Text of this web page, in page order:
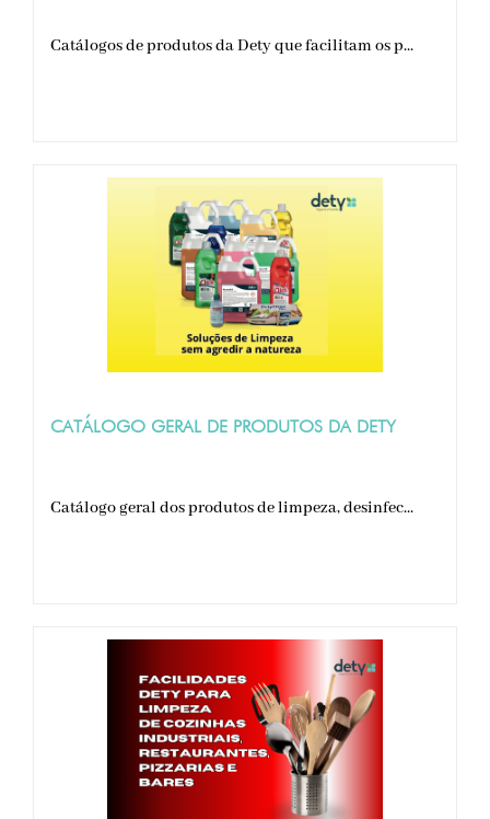
Catálogos de produtos da Dety que facilitam os p...
CATÁLOGO GERAL DE PRODUTOS DA DETY
Catálogo geral dos produtos de limpeza, desinfec...